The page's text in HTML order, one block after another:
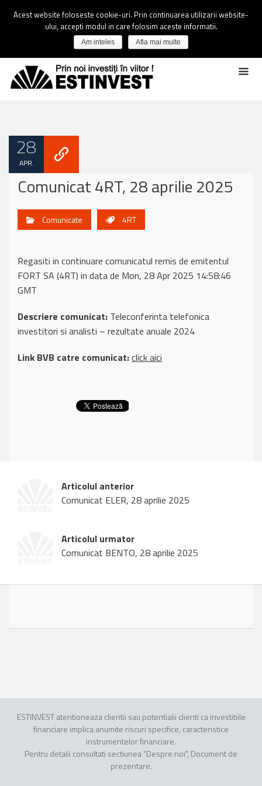
28
APR.
Comunicat 4RT, 28 aprilie 2025
Comunicate 4RT
Regasiti in continuare comunicatul remis de emitentul
FORT SA (4RT) in data de Mon, 28 Apr 2025 14:58:46
GMT
Descriere comunicat: Teleconferinta telefonica
investitori si analisti – rezultate anuale 2024
Link BVB catre comunicat:click aici
Articolul anterior
Comunicat ELER, 28 aprilie 2025
Articolul urmator
Comunicat BENTO, 28 aprilie 2025
ESTINVEST atentioneaza clientii sau potentialii clienti ca investitiile
financiare implica anumite riscuri specifice, caracteristice
instrumentelor financiare.
Pentru detalii consultati sectiunea "Despre noi", Document de
prezentare.
Acest website foloseste cookie-uri. Prin continuarea utilizarii website-
ului, accepti modul in care folosim aceste informatii.
Am inteles Afla mai multe